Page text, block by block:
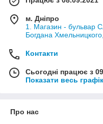
м. Дніпро
1. Магазин - бульвар
Богдана
Контакти
Сьогодні працює з
Показати весь
Про нас